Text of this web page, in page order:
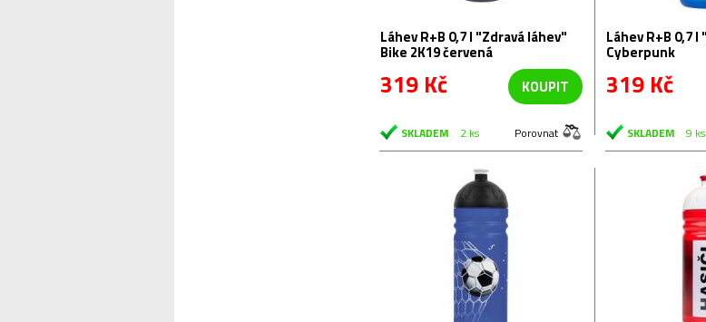
Láhev R+B 0,7 l "Zdravá láhev"
Bike 2K19 červená
319 Kč KOUPIT
SKLADEM 2 ks Porovnat
Láhev R+B 0,7 l "Zdravá láhev"
Cyberpunk
319 Kč
SKLADEM 9 ks